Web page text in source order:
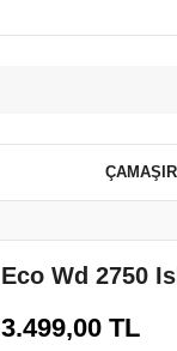
Eco Wd 2750
3.499,00 TL